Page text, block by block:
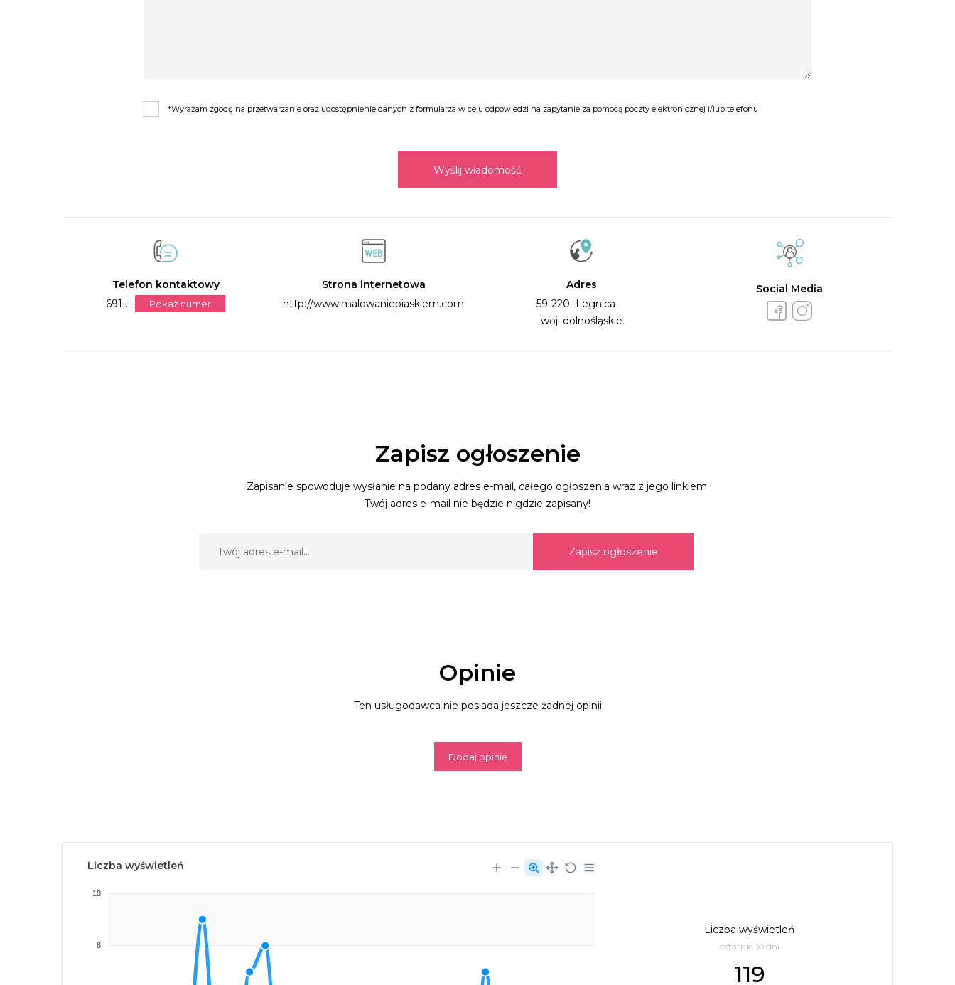
*Wyrażam zgodę na przetwarzanie oraz udostępnienie danych z formularza w celu odpowiedzi na zapytanie za pomocą poczty elektronicznej i/lub telefonu
Wyślij wiadomość
Telefon kontaktowy
691-...
Pokaż numer
Strona internetowa
http://www.malowaniepiaskiem.com
Adres
59-220 Legnica
woj. dolnośląskie
Social Media
Zapisz ogłoszenie
Zapisanie spowoduje wysłanie na podany adres e-mail, całego ogłoszenia wraz z jego linkiem.
Twój adres e-mail nie będzie nigdzie zapisany!
Zapisz ogłoszenie
Opinie
Ten usługodawca nie posiada jeszcze żadnej opinii
Dodaj opinię
Liczba wyświetleń
10
8
Liczba wyświetleń
ostatnie 30 dni
119